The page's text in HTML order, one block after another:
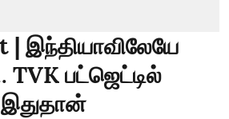
| இந்தியாவிலேயே
TVK பட்ஜெட்டில்